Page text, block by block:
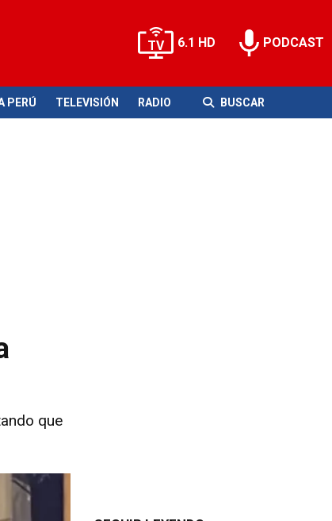
6.1 HD PODCAST
PERÚ TELEVISIÓN RADIO BUSCAR
que